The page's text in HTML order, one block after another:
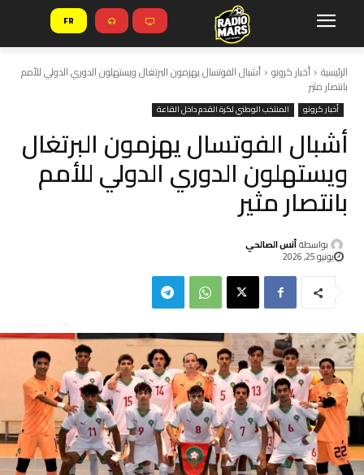
FR
الرئيسية أخبار كرونو أشبال الفوتسال يهزمون البرتغال ويستهلون الدوري الدولي للأمم
بانتصار مثير
أخبار كرونو المنتخب الوطني لكرة القدم داخل القاعة
أشبال الفوتسال يهزمون البرتغال
ويستهلون الدوري الدولي للأمم
بانتصار مثير
بواسطةأنس الصالحي
يونيو 25, 2026